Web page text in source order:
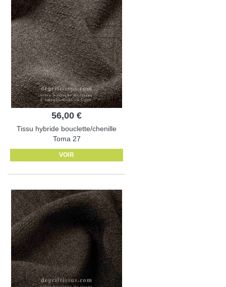
56,00 €
Tissu hybride bouclette/chenille
Toma 27
VOIR